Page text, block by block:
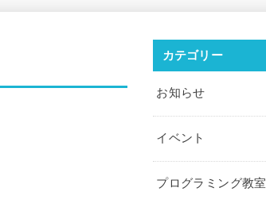
カテゴリー
お知らせ
イベント
プログラミング教室